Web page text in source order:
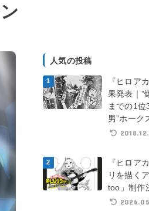
人気の投稿
『ヒロア
果発表｜”
までの1位
男”ホーク
『ヒロア
リを描く
too」制作